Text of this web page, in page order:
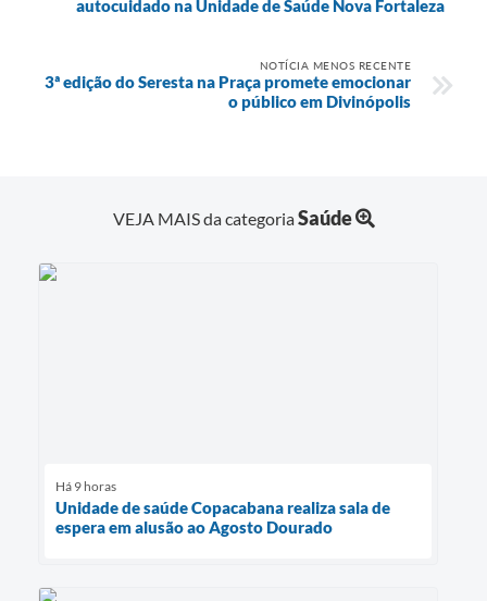
autocuidado na Unidade de Saúde Nova Fortaleza
NOTÍCIA MENOS RECENTE
3ª edição do Seresta na Praça promete emocionar
o público em Divinópolis
VEJA MAIS da categoriaSaúde
Há 9 horas
Unidade de saúde Copacabana realiza sala de
espera em alusão ao Agosto Dourado